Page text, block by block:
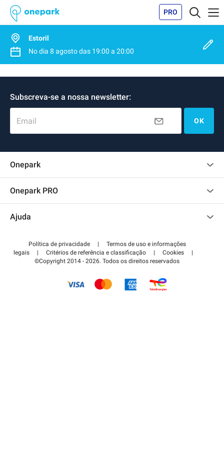
PRO
Estoril
No dia 8 agostodas 19:00 a 20:00
Subscreva-se a nossa newsletter:
Email OK
Onepark
Onepark PRO
Torne-se um membro
Ajuda
Centro de apoio
Como é que funciona?
Pagar o estacionamento FLOW
Política de privacidade |
Termos de uso e informações
legais
| Critérios de referência e classificação | Cookies
|
©Copyright 2014 - 2026. Todos os direitos reservados